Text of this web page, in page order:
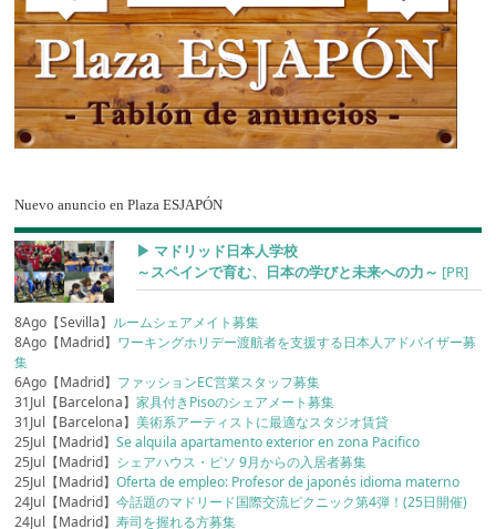
Nuevo anuncio en Plaza ESJAPÓN
▶︎ マドリッド日本人学校
～スペインで育む、日本の学びと未来への力～ [PR]
8Ago【Sevilla】 ルームシェアメイト募集
8Ago【Madrid】 ワーキングホリデー渡航者を支援する日本人アドバイザー募
集
6Ago【Madrid】 ファッションEC営業スタッフ募集
31Jul【Barcelona】家具付きPisoのシェアメート募集
31Jul【Barcelona】美術系アーティストに最適なスタジオ賃貸
25Jul【Madrid】Se alquila apartamento exterior en zona Pacifico
25Jul【Madrid】 シェアハウス・ピソ 9月からの入居者募集
25Jul【Madrid】Oferta de empleo: Profesor de japonés idioma materno
24Jul【Madrid】今話題のマドリード国際交流ピクニック第4弾！(25日開催)
24Jul【Madrid】寿司を握れる方募集